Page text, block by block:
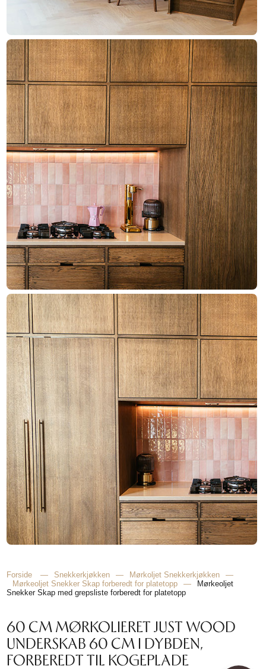
Forside — Snekkerkjøkken — Mørkoljet Snekkerkjøkken
—
Mørkeoljet Snekker Skap forberedt for platetopp
—
Mørkeoljet
Snekker Skap med grepsliste forberedt for platetopp
60 CM MØRKOLIERET JUST WOOD
UNDERSKAB 60 CM I DYBDEN,
FORBEREDT TIL KOGEPLADE